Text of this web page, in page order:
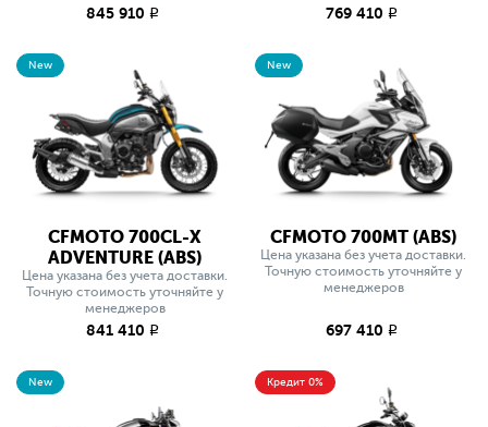
845 910 q 769 410 q
New
CFMOTO 700CL-X
ADVENTURE (ABS)
Цена указана без учета доставки.
Точную стоимость уточняйте у
менеджеров
841 410 q
New
CFMOTO 700MT (ABS)
Цена указана без учета доставки.
Точную стоимость уточняйте у
менеджеров
697 410 q
New Кредит 0%